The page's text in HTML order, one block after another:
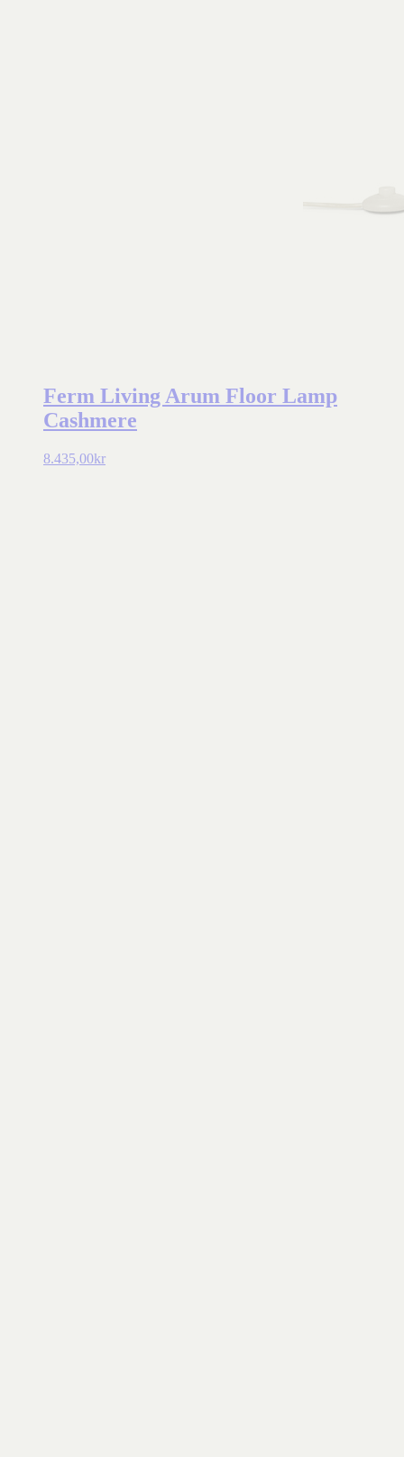
Ferm Living Arum Floor Lamp
Cashmere
8.435,00kr